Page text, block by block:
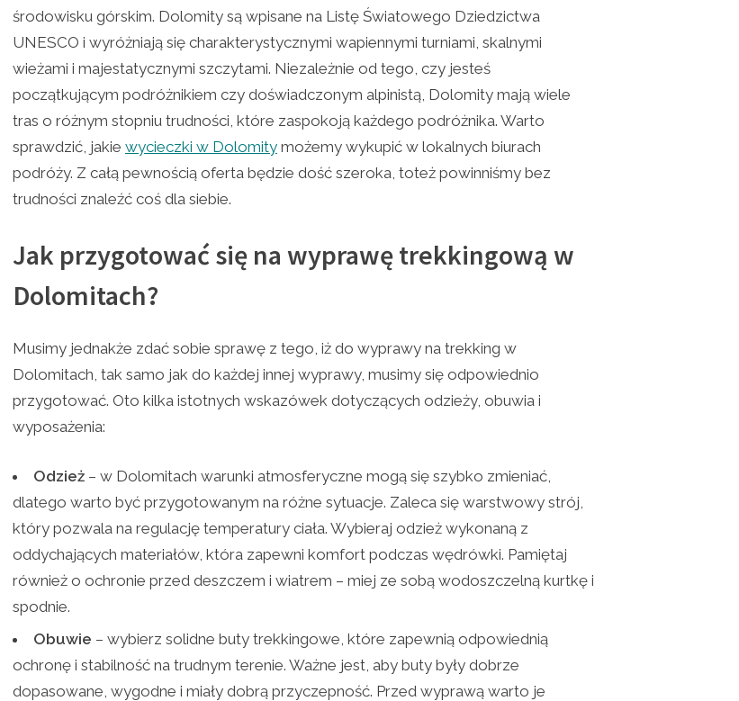
środowisku górskim. Dolomity są wpisane na Listę Światowego Dziedzictwa
UNESCO i wyróżniają się charakterystycznymi wapiennymi turniami, skalnymi
wieżami i majestatycznymi szczytami. Niezależnie od tego, czy jesteś
początkującym podróżnikiem czy doświadczonym alpinistą, Dolomity mają wiele
tras o różnym stopniu trudności, które zaspokoją każdego podróżnika. Warto
sprawdzić, jakie wycieczki w Dolomity możemy wykupić w lokalnych biurach
podróży. Z całą pewnością oferta będzie dość szeroka, toteż powinniśmy bez
trudności znaleźć coś dla siebie.
Jak przygotować się na wyprawę trekkingową w
Dolomitach?
Musimy jednakże zdać sobie sprawę z tego, iż do wyprawy na trekking w
Dolomitach, tak samo jak do każdej innej wyprawy, musimy się odpowiednio
przygotować. Oto kilka istotnych wskazówek dotyczących odzieży, obuwia i
wyposażenia:
Odzież – w Dolomitach warunki atmosferyczne mogą się szybko zmieniać,
dlatego warto być przygotowanym na różne sytuacje. Zaleca się warstwowy strój,
który pozwala na regulację temperatury ciała. Wybieraj odzież wykonaną z
oddychających materiałów, która zapewni komfort podczas wędrówki. Pamiętaj
również o ochronie przed deszczem i wiatrem – miej ze sobą wodoszczelną kurtkę i
spodnie.
Obuwie – wybierz solidne buty trekkingowe, które zapewnią odpowiednią
ochronę i stabilność na trudnym terenie. Ważne jest, aby buty były dobrze
dopasowane, wygodne i miały dobrą przyczepność. Przed wyprawą warto je